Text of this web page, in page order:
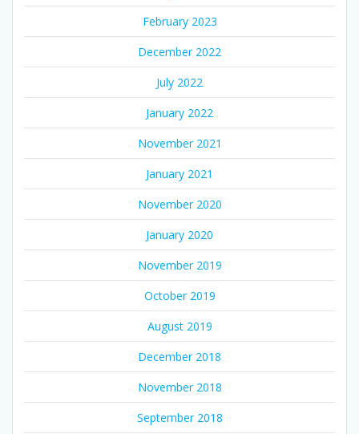
February 2023
December 2022
July 2022
January 2022
November 2021
January 2021
November 2020
January 2020
November 2019
October 2019
August 2019
December 2018
November 2018
September 2018